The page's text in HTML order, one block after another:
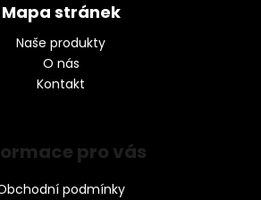
Mapa stránek
Naše produkty
O nás
Kontakt
pro vás
podmínky